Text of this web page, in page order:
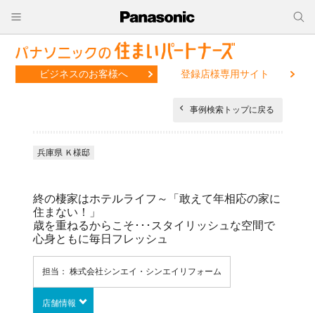
ビジネスのお客様へ 登録店様専用サイト
事例検索トップに戻る
兵庫県 Ｋ様邸
終の棲家はホテルライフ～「敢えて年相応の家に
住まない！」
歳を重ねるからこそ･･･スタイリッシュな空間で
心身ともに毎日フレッシュ
担当： 株式会社シンエイ・シンエイリフォーム
店舗情報